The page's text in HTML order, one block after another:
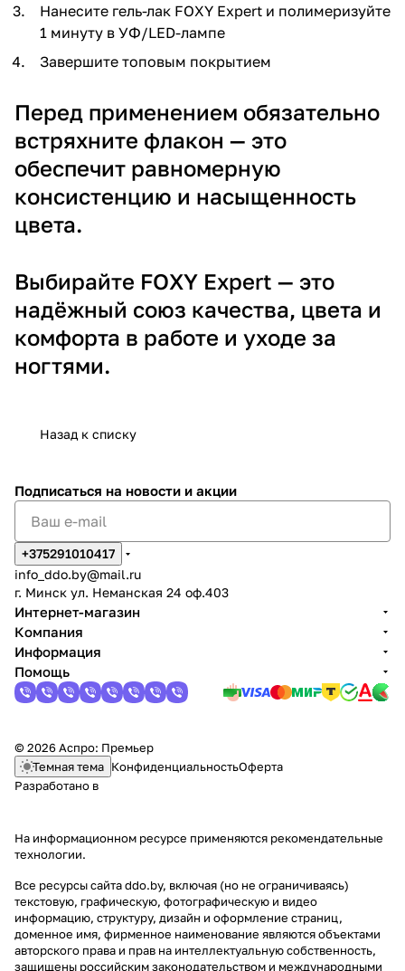
Нанесите гель-лак FOXY Expert и полимеризуйте
1 минуту в УФ/LED-лампе
Завершите топовым покрытием
Перед применением обязательно
встряхните флакон — это
обеспечит равномерную
консистенцию и насыщенность
цвета.
Выбирайте FOXY Expert — это
надёжный союз качества, цвета и
комфорта в работе и уходе за
ногтями.
Назад к списку
Подписаться на новости и акции
+375291010417
info_ddo.by@mail.ru
г. Минск ул. Неманская 24 оф.403
Интернет-магазин
Компания
Информация
Помощь
© 2026 Аспро: Премьер
Темная тема КонфиденциальностьОферта
Разработано в
На информационном ресурсе применяются рекомендательные
технологии.
Все ресурсы сайта ddo.by, включая (но не ограничиваясь)
текстовую, графическую, фотографическую и видео
информацию, структуру, дизайн и оформление страниц,
доменное имя, фирменное наименование являются объектами
авторского права и прав на интеллектуальную собственность,
защищены российским законодательством и международными